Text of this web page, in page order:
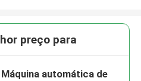
preço para
automática de